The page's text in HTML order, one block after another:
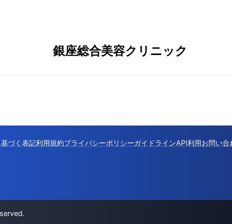
銀座総合美容クリニック
づく表記利用規約プライバシーポリシーガイドラインAPI利用お問い合